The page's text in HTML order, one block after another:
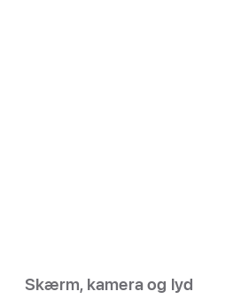
Skærm, kamera og lyd